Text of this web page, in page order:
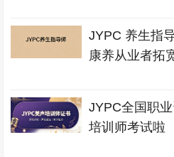
JYPC 养生指
康养从业者拓
JYPC全国职
培训师考试啦